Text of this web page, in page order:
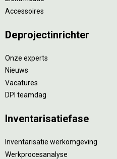
Accessoires
Deprojectinrichter
Onze experts
Nieuws
Vacatures
DPI teamdag
Inventarisatiefase
Inventarisatie werkomgeving
Werkprocesanalyse